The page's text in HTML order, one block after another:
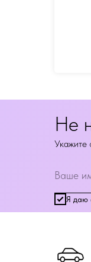
Я даю
Не
Укажите